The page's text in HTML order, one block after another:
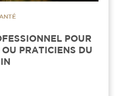
POUR
PRATICIENS DU